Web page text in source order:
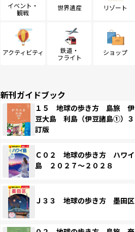
イベント・
観戦
世界遺産 リゾート
アクティビティ
鉄道・
フライト
ショップ
新刊ガイドブック
１５ 地球の歩き方 島旅 伊
豆大島 利島（伊豆諸島①）３
訂版
Ｃ０２ 地球の歩き方 ハワイ
島 ２０２７～２０２８
Ｊ３３ 地球の歩き方 墨田区